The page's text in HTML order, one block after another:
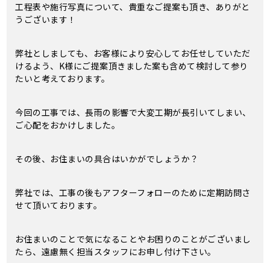
工程表や施行写真について、貴重なご提案も頂き、ありがと
うございます！
弊社としましても、お客様により安心してお任せしていただ
けるよう、K様にご提案頂きました案も含めて検討して参り
たいと考えております。
今回の工事では、長雨の影響で大変工期が長引いてしまい、
ご心配をおかけしました。
その後、お住まいの具合はいかがでしょうか？
弊社では、工事の後もアフターフォローのために定期訪問さ
せて頂いております。
お住まいのことで気になることやお困りのことがございまし
たら、遠慮無く担当スタッフにお申し付け下さい。